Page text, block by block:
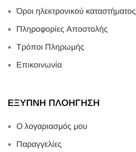
Όροι ηλεκτρονικού καταστήματος
Πληροφορίες Αποστολής
Τρόποι Πληρωμής
Επικοινωνία
ΕΞΥΠΝΗ ΠΛΟΗΓΗΣΗ
Ο λογαριασμός μου
Παραγγελίες